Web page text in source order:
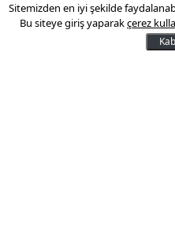
5,5 ay daha
Sitemizden en iyi şekilde
Bu siteye giriş yaparakçerez